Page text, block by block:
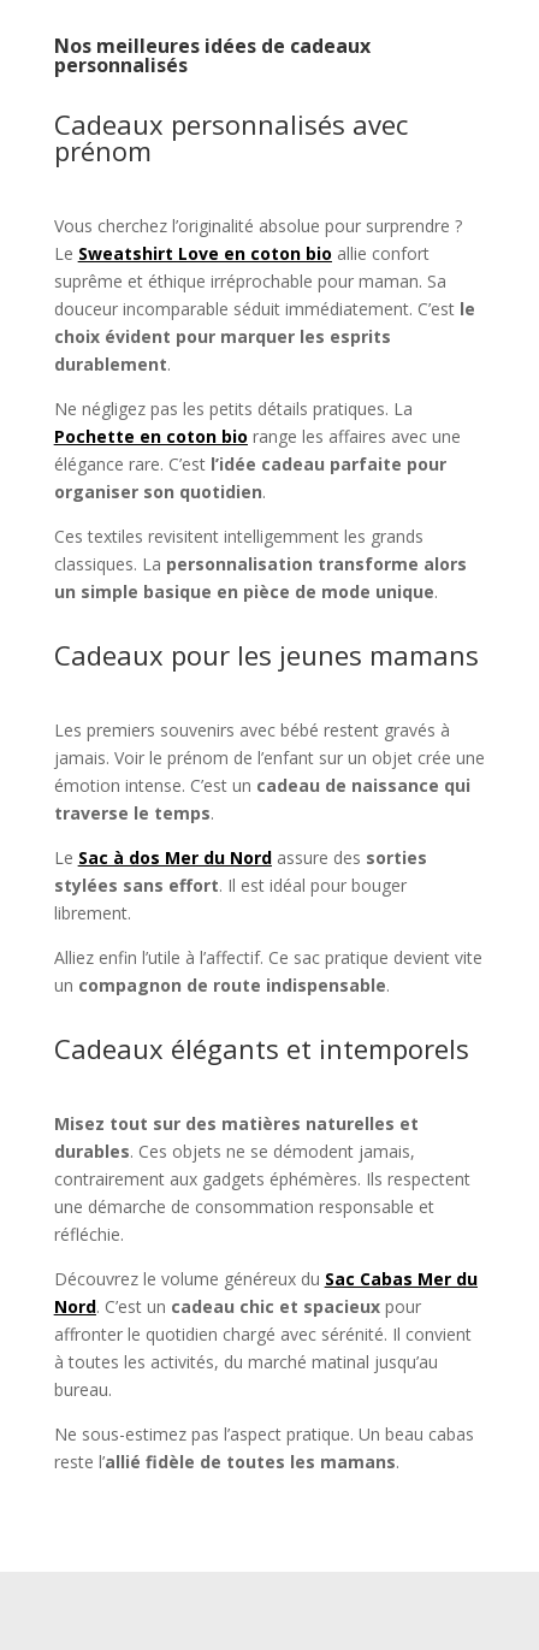
Nos meilleures idées de cadeaux
personnalisés
Cadeaux personnalisés avec
prénom
Vous cherchez l’originalité absolue pour surprendre ?
Le Sweatshirt Love en coton bio allie confort
suprême et éthique irréprochable pour maman. Sa
douceur incomparable séduit immédiatement. C’est le
choix évident pour marquer les esprits
durablement.
Ne négligez pas les petits détails pratiques. La
Pochette en coton bio range les affaires avec une
élégance rare. C’est l’idée cadeau parfaite pour
organiser son quotidien.
Ces textiles revisitent intelligemment les grands
classiques. La personnalisation transforme alors
un simple basique en pièce de mode unique.
Cadeaux pour les jeunes mamans
Les premiers souvenirs avec bébé restent gravés à
jamais. Voir le prénom de l’enfant sur un objet crée une
émotion intense. C’est un cadeau de naissance qui
traverse le temps.
Le Sac à dos Mer du Nordassure des sorties
stylées sans effort. Il est idéal pour bouger
librement.
Alliez enfin l’utile à l’affectif. Ce sac pratique devient vite
un compagnon de route indispensable.
Cadeaux élégants et intemporels
Misez tout sur des matières naturelles et
durables. Ces objets ne se démodent jamais,
contrairement aux gadgets éphémères. Ils respectent
une démarche de consommation responsable et
réfléchie.
Découvrez le volume généreux du Sac Cabas Mer du
Nord. C’est un cadeau chic et spacieuxpour
affronter le quotidien chargé avec sérénité. Il convient
à toutes les activités, du marché matinal jusqu’au
bureau.
Ne sous-estimez pas l’aspect pratique. Un beau cabas
reste l’allié fidèle de toutes les mamans.